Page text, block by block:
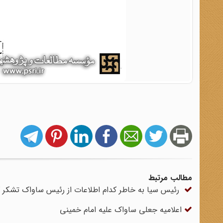
مطالب مرتبط
رئیس سیا به خاطر کدام اطلاعات از رئیس ساواک تشکر
اعلامیه جعلی ساواک علیه امام‌ خمینی